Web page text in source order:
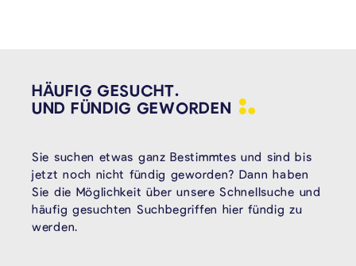
HÄUFIG GESUCHT.
UND FÜNDIG GEWORDEN
Sie suchen etwas ganz Bestimmtes und sind bis
jetzt noch nicht fündig geworden? Dann haben
Sie die Möglichkeit über unsere Schnellsuche und
häufig gesuchten Suchbegriffen hier fündig zu
werden.